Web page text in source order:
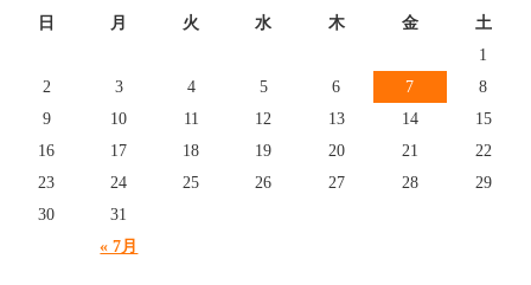
日 月 火 水 木 金 土
« 7月
1
2
3 4 5 6 7
8
9
10 11 12 13 14
15
16
17 18 19 20 21
22
23
24 25 26 27 28
29
30
31